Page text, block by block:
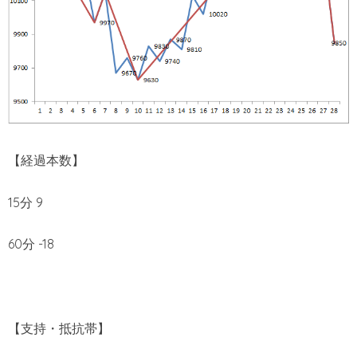
【経過本数】
15分 9
60分 -18
【支持・抵抗帯】